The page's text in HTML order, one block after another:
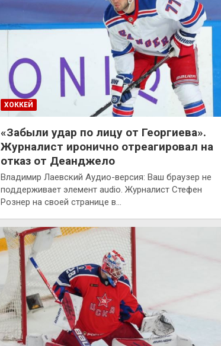
ХОККЕЙ
«Забыли удар по лицу от Георгиева».
Журналист иронично отреагировал на
отказ от Деанджело
Владимир Лаевский Аудио-версия: Ваш браузер не
поддерживает элемент audio. Журналист Стефен
Рознер на своей странице в…